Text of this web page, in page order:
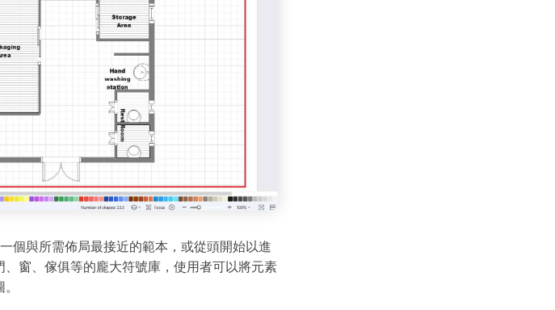
個與所需佈局最接近的範本，或從頭開始以進
窗、傢俱等的龐大符號庫，使用者可以將元素
免費下載 免費綫上試用